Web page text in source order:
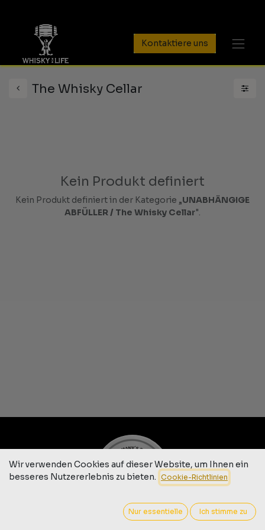
Kontaktiere uns
The Whisky Cellar
Kein Produkt definiert
Kein Produkt definiert in der Kategorie „UNABHÄNGIGE
ABFÜLLER / The Whisky Cellar".
Wir verwenden Cookies auf dieser Website, um Ihnen ein
besseres Nutzererlebnis zu bieten. Cookie-Richtlinien
Nur essentielle Ich stimme zu